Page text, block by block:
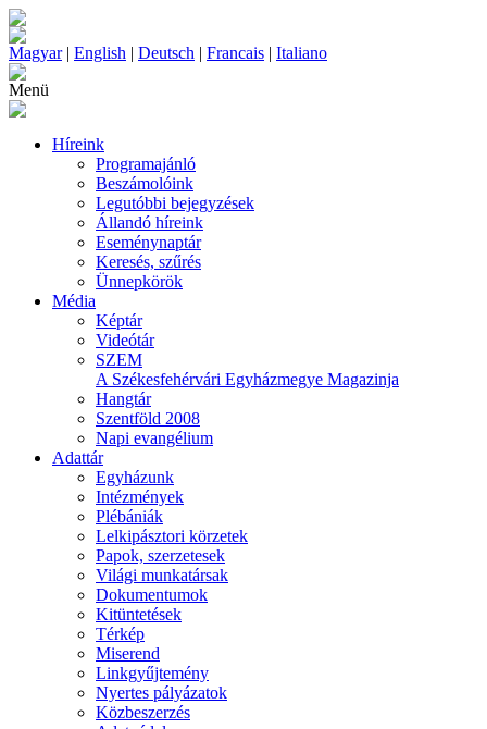
Magyar| English | Deutsch | Francais | Italiano
Menü
Híreink
Programajánló
Beszámolóink
Legutóbbi bejegyzések
Állandó híreink
Eseménynaptár
Keresés, szűrés
Ünnepkörök
Média
Képtár
Videótár
SZEM
A Székesfehérvári Egyházmegye Magazinja
Hangtár
Szentföld 2008
Napi evangélium
Adattár
Egyházunk
Intézmények
Plébániák
Lelkipásztori körzetek
Papok, szerzetesek
Világi munkatársak
Dokumentumok
Kitüntetések
Térkép
Miserend
Linkgyűjtemény
Nyertes pályázatok
Közbeszerzés